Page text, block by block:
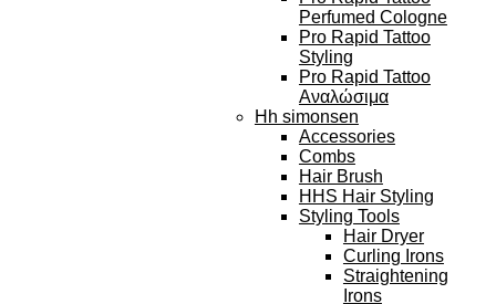
Perfumed Cologne
Pro Rapid Tattoo
Styling
Pro Rapid Tattoo
Αναλώσιμα
Hh simonsen
Accessories
Combs
Hair Brush
HHS Hair Styling
Styling Tools
Hair Dryer
Curling Irons
Straightening
Irons